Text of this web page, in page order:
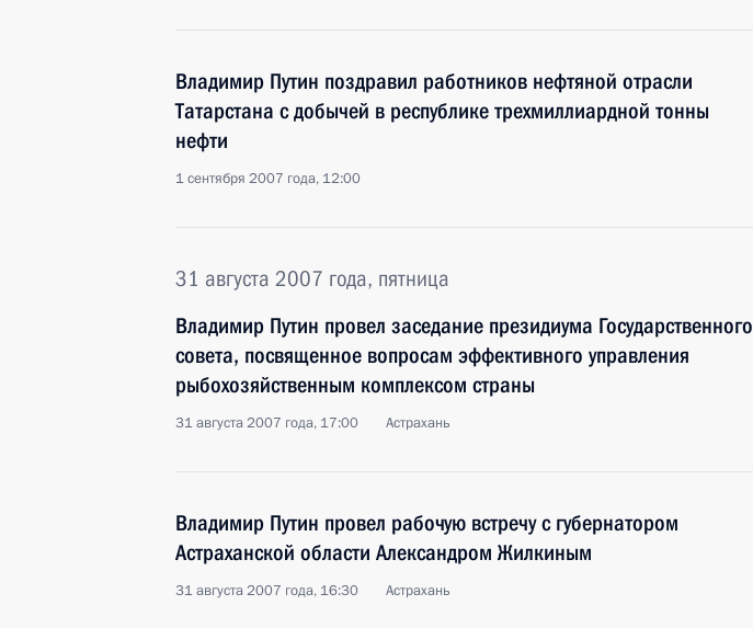
Владимир Путин поздравил работников нефтяной отрасли
Татарстана с добычей в республике трехмиллиардной тонны
нефти
1 сентября 2007 года, 12:00
31 августа 2007 года, пятница
Владимир Путин провел заседание президиума Государственного
совета, посвященное вопросам эффективного управления
рыбохозяйственным комплексом страны
31 августа 2007 года, 17:00 Астрахань
Владимир Путин провел рабочую встречу с губернатором
Астраханской области Александром Жилкиным
31 августа 2007 года, 16:30 Астрахань